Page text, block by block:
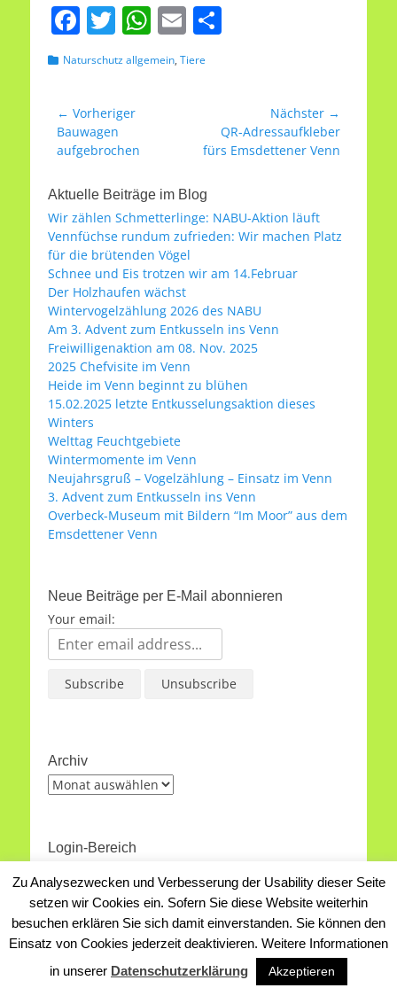
F
a
c
e
b
o
o
k
T
w
itt
er
W
h
at
p
E
m
ai
Kategorien
Naturschutz allgemein, Tiere
Beitragsnavigation
← Vorheriger
Vorheriger
Beitrag:
Bauwagen
aufgebrochen
Nächster →
Nächster
Beitrag:
QR-Adressaufkleber
fürs Emsdettener Venn
Aktuelle Beiträge im Blog
Wir zählen Schmetterlinge: NABU-Aktion läuft
Vennfüchse rundum zufrieden: Wir machen Platz
für die brütenden Vögel
Schnee und Eis trotzen wir am 14.Februar
Der Holzhaufen wächst
Wintervogelzählung 2026 des NABU
Am 3. Advent zum Entkusseln ins Venn
Freiwilligenaktion am 08. Nov. 2025
2025 Chefvisite im Venn
Heide im Venn beginnt zu blühen
15.02.2025 letzte Entkusselungsaktion dieses
Winters
Welttag Feuchtgebiete
Wintermomente im Venn
Neujahrsgruß – Vogelzählung – Einsatz im Venn
3. Advent zum Entkusseln ins Venn
Overbeck-Museum mit Bildern “Im Moor” aus dem
Emsdettener Venn
Neue Beiträge per E-Mail abonnieren
Your email:
Archiv
Archiv
Login-Bereich
Eintrags-Feed
WordPress.org
Copyright © 2026Das Naturschutzgebiet Emsdettener Venn .
Alle Rechte vorbehalten.Datenschutzerklärung
| Catch
Responsive Child vonCatch Themes
Zu Analysezwecken und Verbesserung der Usability dieser Seite
setzen wir Cookies ein. Sofern Sie diese Website weiterhin
besuchen erklären Sie sich damit einverstanden. Sie können den
Einsatz von Cookies jederzeit deaktivieren. Weitere Informationen
in unserer Datenschutzerklärung Akzeptieren